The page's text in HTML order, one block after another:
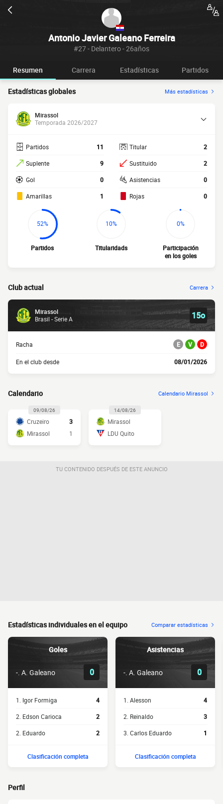
Antonio Javier Galeano Ferreira
#27 - Delantero - 26años
Resumen Carrera Estadísticas Partidos
Estadísticas globales Más estadísticas
Mirassol
Temporada 2026/2027
Partidos 11
Suplente 9
Gol 0
Amarillas 1
Titular 2
Sustituido 2
Asistencias 0
Rojas 0
52%
Partidos
10%
Titularidads
0%
Participación
en los goles
Club actual Carrera
Mirassol
Brasil - Serie A
15o
Racha E V D
En el club desde 08/01/2026
Calendario Calendario Mirassol
09/08/26
Cruzeiro
3
Mirassol
1
14/08/26
Mirassol
LDU Quito
TU CONTENIDO DESPUÉS DE ESTE ANUNCIO
Estadísticas individuales en el equipo Comparar estadísticas
Goles
-. A. Galeano 0
1. Igor Formiga 4
2. Edson Carioca 2
2. Eduardo 2
Clasificación completa
Asistencias
-. A. Galeano 0
1. Alesson 4
2. Reinaldo 3
3. Carlos Eduardo 1
Clasificación completa
Perfil